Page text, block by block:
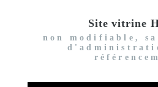
Site vitrine
non modifiable,